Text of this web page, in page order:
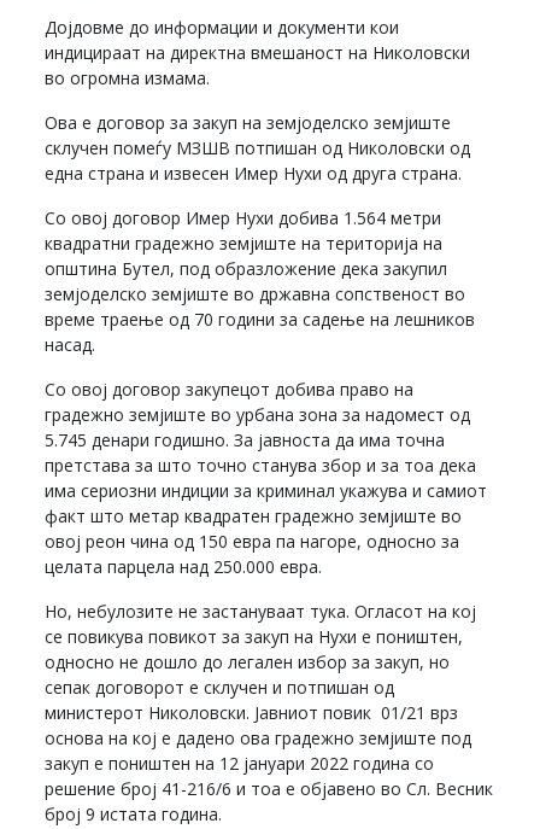
Дојдовме до информации и документи кои
индицираат на директна вмешаност на Николовски
во огромна измама.
Ова е договор за закуп на земјоделско земјиште
склучен помеѓу МЗШВ потпишан од Николовски од
една страна и извесен Имер Нухи од друга страна.
Со овој договор Имер Нухи добива 1.564 метри
квадратни градежно земјиште на територија на
општина Бутел, под образложение дека закупил
земјоделско земјиште во државна сопственост во
време траење од 70 години за садење на лешников
насад.
Со овој договор закупецот добива право на
градежно земјиште во урбана зона за надомест од
5.745 денари годишно. За јавноста да има точна
претстава за што точно станува збор и за тоа дека
има сериозни индиции за криминал укажува и самиот
факт што метар квадратен градежно земјиште во
овој реон чина од 150 евра па нагоре, односно за
целата парцела над 250.000 евра.
Но, небулозите не застануваат тука. Огласот на кој
се повикува повикот за закуп на Нухи е поништен,
односно не дошло до легален избор за закуп, но
сепак договорот е склучен и потпишан од
министерот Николовски. Јавниот повик 01/21 врз
основа на кој е дадено ова градежно земјиште под
закуп е поништен на 12 јануари 2022 година со
решение број 41-216/6 и тоа е објавено во Сл. Весник
број 9 истата година.